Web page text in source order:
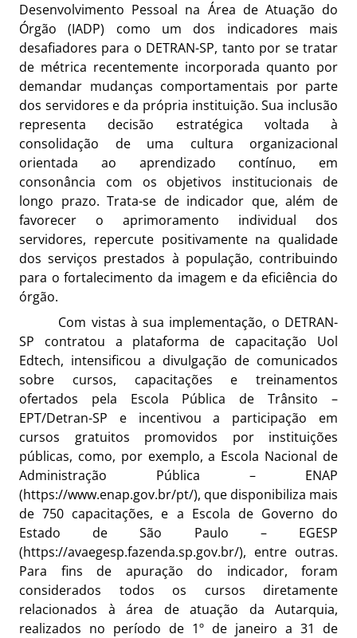
Desenvolvimento Pessoal na Área de Atuação do
Órgão (IADP) como um dos indicadores mais
desafiadores para o DETRAN-SP, tanto por se tratar
de métrica recentemente incorporada quanto por
demandar mudanças comportamentais por parte
dos servidores e da própria instituição. Sua inclusão
representa decisão estratégica voltada à
consolidação de uma cultura organizacional
orientada ao aprendizado contínuo, em
consonância com os objetivos institucionais de
longo prazo. Trata-se de indicador que, além de
favorecer o aprimoramento individual dos
servidores, repercute positivamente na qualidade
dos serviços prestados à população, contribuindo
para o fortalecimento da imagem e da eficiência do
órgão.
Com vistas à sua implementação, o DETRAN-
SP contratou a plataforma de capacitação Uol
Edtech, intensificou a divulgação de comunicados
sobre cursos, capacitações e treinamentos
ofertados pela Escola Pública de Trânsito –
EPT/Detran-SP e incentivou a participação em
cursos gratuitos promovidos por instituições
públicas, como, por exemplo, a Escola Nacional de
Administração Pública – ENAP
(https://www.enap.gov.br/pt/), que disponibiliza mais
de 750 capacitações, e a Escola de Governo do
Estado de São Paulo – EGESP
(https://avaegesp.fazenda.sp.gov.br/), entre outras.
Para fins de apuração do indicador, foram
considerados todos os cursos diretamente
relacionados à área de atuação da Autarquia,
realizados no período de 1º de janeiro a 31 de